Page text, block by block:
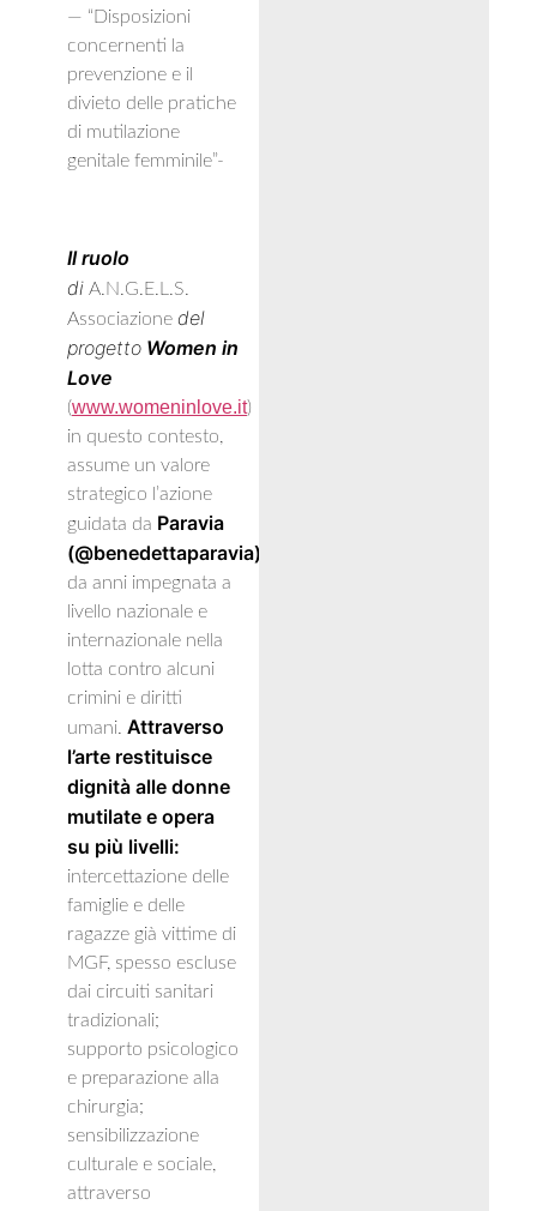
— “Disposizioni
concernenti la
prevenzione e il
divieto delle pratiche
di mutilazione
genitale femminile”-
Il ruolo
di A.N.G.E.L.S.
Associazione del
progetto Women in
Love
(www.womeninlove.it)
in questo contesto,
assume un valore
strategico l’azione
guidata da Paravia
(@benedettaparavia)
da anni impegnata a
livello nazionale e
internazionale nella
lotta contro alcuni
crimini e diritti
umani. Attraverso
l’arte restituisce
dignità alle donne
mutilate e opera
su più livelli:
intercettazione delle
famiglie e delle
ragazze già vittime di
MGF, spesso escluse
dai circuiti sanitari
tradizionali;
supporto psicologico
e preparazione alla
chirurgia;
sensibilizzazione
culturale e sociale,
attraverso